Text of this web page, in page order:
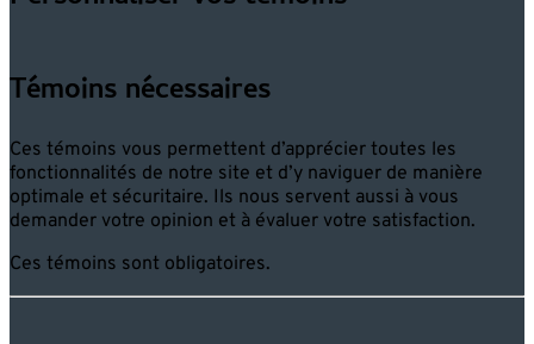
Témoins nécessaires
Ces témoins vous permettent d’apprécier toutes les
fonctionnalités de notre site et d’y naviguer de manière
optimale et sécuritaire. Ils nous servent aussi à vous
demander votre opinion et à évaluer votre satisfaction.
Ces témoins sont obligatoires.